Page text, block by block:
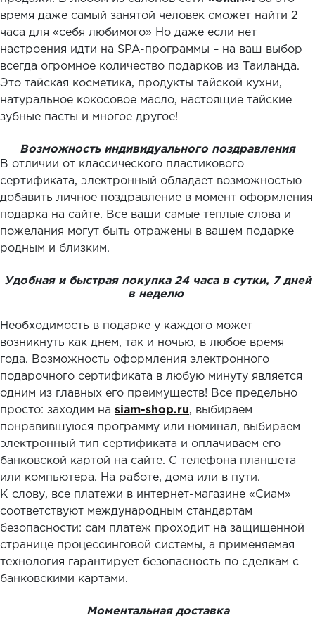
время даже самый занятой человек сможет найти 2
часа для «себя любимого» Но даже если нет
настроения идти на SPA-программы – на ваш выбор
всегда огромное количество подарков из Таиланда.
Это тайская косметика, продукты тайской кухни,
натуральное кокосовое масло, настоящие тайские
зубные пасты и многое другое!
Возможность индивидуального поздравления
В отличии от классического пластикового
сертификата, электронный обладает возможностью
добавить личное поздравление в момент оформления
подарка на сайте. Все ваши самые теплые слова и
пожелания могут быть отражены в вашем подарке
родным и близким.
Удобная и быстрая покупка 24 часа в сутки, 7 дней
в неделю
Необходимость в подарке у каждого может
возникнуть как днем, так и ночью, в любое время
года. Возможность оформления электронного
подарочного сертификата в любую минуту является
одним из главных его преимуществ! Все предельно
просто: заходим на siam-shop.ru, выбираем
понравившуюся программу или номинал, выбираем
электронный тип сертификата и оплачиваем его
банковской картой на сайте. С телефона планшета
или компьютера. На работе, дома или в пути.
К слову, все платежи в интернет-магазине «Сиам»
соответствуют международным стандартам
безопасности: сам платеж проходит на защищенной
странице процессинговой системы, а применяемая
технология гарантирует безопасность по сделкам с
банковскими картами.
Моментальная доставка